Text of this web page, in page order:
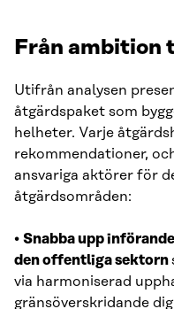
Från ambition
Utifrån analysen
åtgärdspaket som
helheter. Varje
rekommendationer,
ansvariga aktörer för
åtgärdsområden:
• Snabba upp
den offentliga sektorn
via harmoniserad
gränsöverskridande